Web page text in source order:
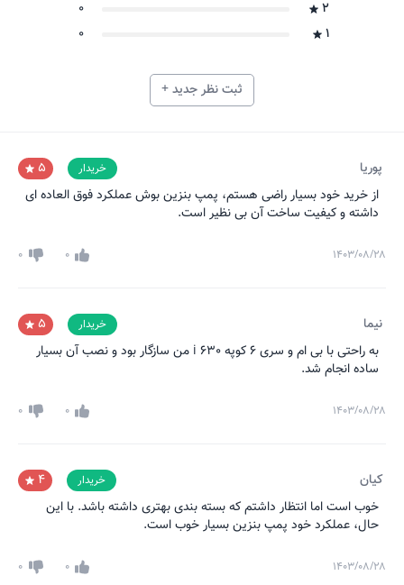
2
0
1
0
ثبت نظر جدید +
پوریا خریدار
5
از خرید خود بسیار راضی هستم، پمپ بنزین بوش عملکرد فوق العاده ای
داشته و کیفیت ساخت آن بی نظیر است.
۱۴۰۳/۰۸/۲۸ 0
0
نیما خریدار
5
به راحتی با بی ام و سری 6 کوپه 630 i من سازگار بود و نصب آن بسیار
ساده انجام شد.
۱۴۰۳/۰۸/۲۸ 0
0
کیان خریدار
4
خوب است اما انتظار داشتم که بسته بندی بهتری داشته باشد. با این
حال، عملکرد خود پمپ بنزین بسیار خوب است.
۱۴۰۳/۰۸/۲۸ 0
0